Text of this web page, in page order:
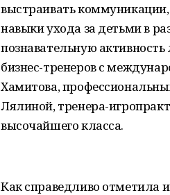
выстраивать коммуникации,
навыки ухода за детьми в
познавательную
бизнес-тренеров с
Хамитова,
Лялиной, тренера-
высочайшего класса.
Как справедливо отметила